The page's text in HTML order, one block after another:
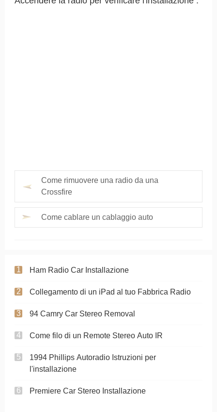
Come rimuovere una radio da una
Crossfire
Come cablare un cablaggio auto
Ham Radio Car Installazione
Collegamento di un iPad al tuo Fabbrica Radio
94 Camry Car Stereo Removal
Come filo di un Remote Stereo Auto IR
1994 Phillips Autoradio Istruzioni per
l'installazione
Premiere Car Stereo Installazione